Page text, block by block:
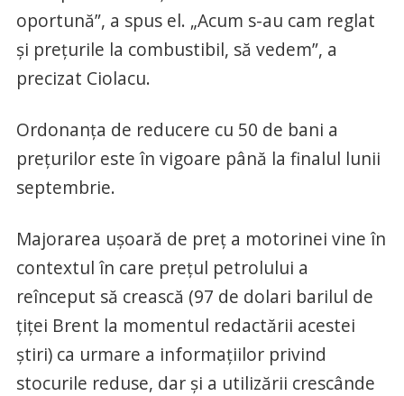
oportună”, a spus el. „Acum s-au cam reglat
şi preţurile la combustibil, să vedem”, a
precizat Ciolacu.
Ordonanța de reducere cu 50 de bani a
prețurilor este în vigoare până la finalul lunii
septembrie.
Majorarea ușoară de preț a motorinei vine în
contextul în care prețul petrolului a
reînceput să crească (97 de dolari barilul de
țiței Brent la momentul redactării acestei
știri) ca urmare a informațiilor privind
stocurile reduse, dar și a utilizării crescânde